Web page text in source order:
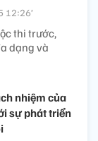
12:26’
thi trước,
dạng và
nhiệm của
sự phát triển